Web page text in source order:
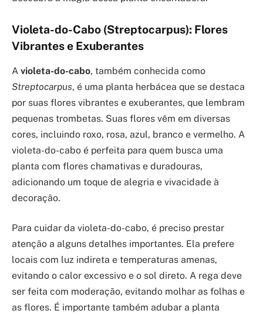
Violeta-do-Cabo (Streptocarpus): Flores
Vibrantes e Exuberantes
A violeta-do-cabo, também conhecida como
Streptocarpus, é uma planta herbácea que se destaca
por suas flores vibrantes e exuberantes, que lembram
pequenas trombetas. Suas flores vêm em diversas
cores, incluindo roxo, rosa, azul, branco e vermelho. A
violeta-do-cabo é perfeita para quem busca uma
planta com flores chamativas e duradouras,
adicionando um toque de alegria e vivacidade à
decoração.
Para cuidar da violeta-do-cabo, é preciso prestar
atenção a alguns detalhes importantes. Ela prefere
locais com luz indireta e temperaturas amenas,
evitando o calor excessivo e o sol direto. A rega deve
ser feita com moderação, evitando molhar as folhas e
as flores. É importante também adubar a planta